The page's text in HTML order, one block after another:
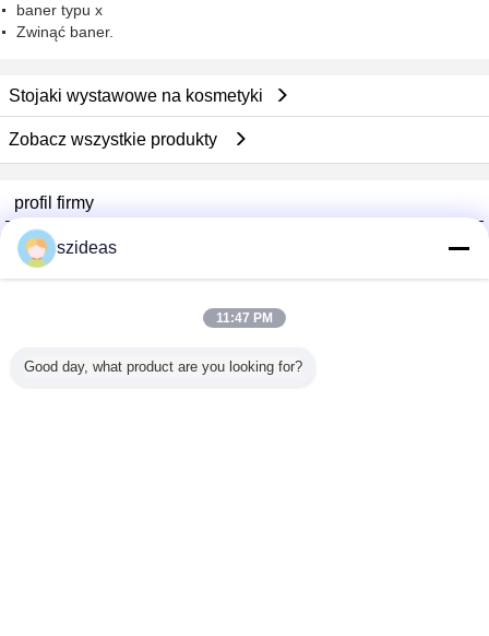
baner typu x
Zwinąć baner.
Stojaki wystawowe na kosmetyki
Zobacz wszystkie produkty
profil firmy
China Acrylic Product Online Market
sprawdzonych dostawców
Verified Suplier
szideas
11:47 PM
Good day, what product are you looking for?